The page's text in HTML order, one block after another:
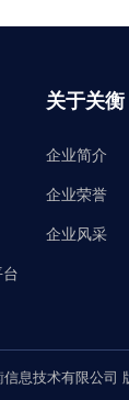
关于关衡
企业简介
企业荣誉
企业风采
息技术有限公司